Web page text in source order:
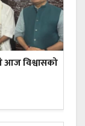
आज विश्वासको